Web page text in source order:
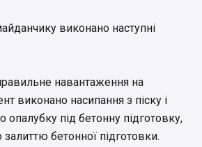
виконано наступні
навантаження на
виконано насипання з піску і
під бетонну підготовку,
бетонної підготовки.